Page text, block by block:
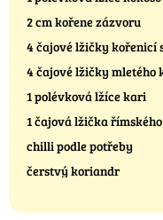
2 cm kořene zázvoru
4 čajové lžičky kořenicí
4 čajové lžičky mletého
1 polévková lžíce kari
1 čajová lžička
chilli podle potřeby
čerstvý koriandr